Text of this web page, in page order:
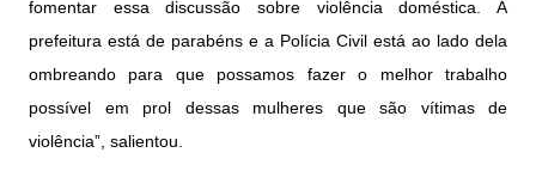
fomentar essa discussão sobre violência doméstica. A
prefeitura está de parabéns e a Polícia Civil está ao lado dela
ombreando para que possamos fazer o melhor trabalho
possível em prol dessas mulheres que são vítimas de
violência”, salientou.